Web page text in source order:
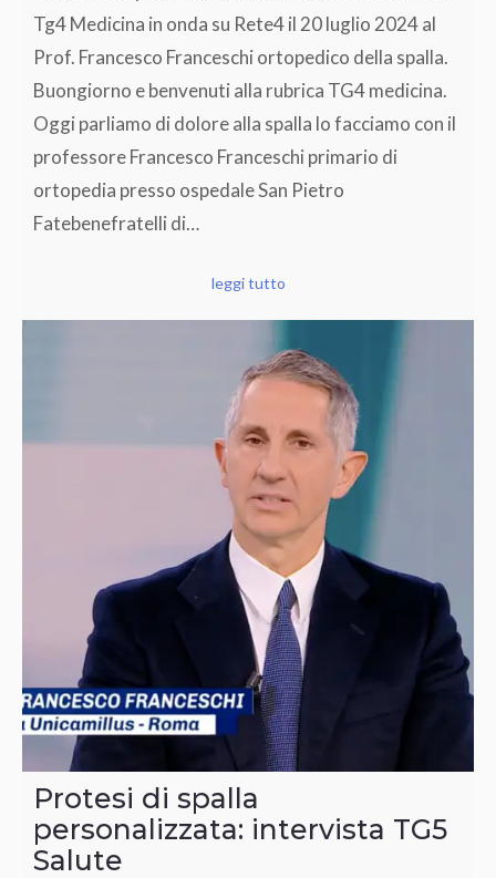
Tg4 Medicina in onda su Rete4 il 20 luglio 2024 al
Prof. Francesco Franceschi ortopedico della spalla.
Buongiorno e benvenuti alla rubrica TG4 medicina.
Oggi parliamo di dolore alla spalla lo facciamo con il
professore Francesco Franceschi primario di
ortopedia presso ospedale San Pietro
Fatebenefratelli di…
leggi tutto
Protesi di spalla
personalizzata: intervista TG5
Salute